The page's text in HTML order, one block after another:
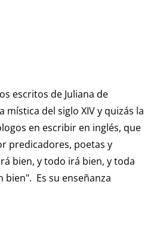
escritos de Juliana de
mística del siglo XIV y quizás la
en escribir en inglés, que
predicadores, poetas y
bien, y todo irá bien, y toda
bien". Es su enseñanza